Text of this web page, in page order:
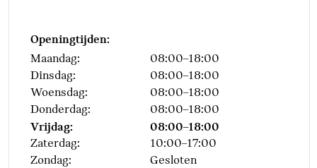
Openingtijden:
Maandag:
08:00–18:00
Dinsdag:
08:00–18:00
Woensdag:
08:00–18:00
Donderdag:
08:00–18:00
Vrijdag: 08:00–18:00
Zaterdag:
10:00–17:00
Zondag:
Gesloten